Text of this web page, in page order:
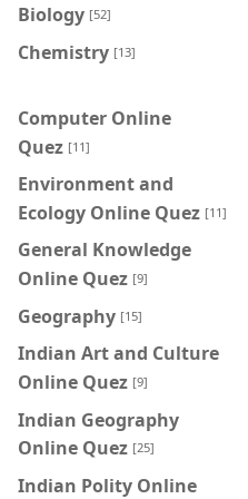
Biology [52]
Chemistry [13]
Computer Online
Quez [11]
Environment and
Ecology Online Quez [11]
General Knowledge
Online Quez [9]
Geography [15]
Indian Art and Culture
Online Quez [9]
Indian Geography
Online Quez [25]
Indian Polity Online